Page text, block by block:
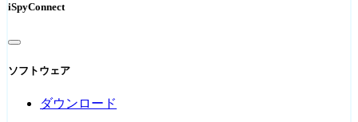
iSpyConnect
ソフトウェア
ダウンロード